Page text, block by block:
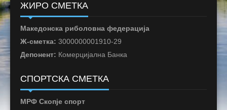
ЖИРО СМЕТКА
Македонска риболовна федерација
Ж-сметка: 3000000001910-29
Депонент: Комерцијална Банка
СПОРТСКА СМЕТКА
МРФ Скопје спорт